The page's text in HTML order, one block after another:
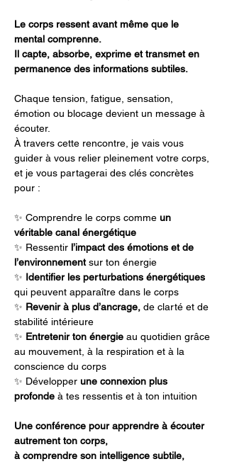
Le corps ressent avant même que le
mental comprenne.
Il capte, absorbe, exprime et transmet en
permanence des informations subtiles.
Chaque tension, fatigue, sensation,
émotion ou blocage devient un message à
écouter.
À travers cette rencontre, je vais vous
guider à vous relier pleinement votre corps,
et je vous partagerai des clés concrètes
pour :
✨ Comprendre le corps comme un
véritable canal énergétique
✨ Ressentir l’impact des émotions et de
l’environnement sur ton énergie
✨ Identifier les perturbations énergétiques
qui peuvent apparaître dans le corps
✨ Revenir à plus d’ancrage, de clarté et de
stabilité intérieure
✨ Entretenir ton énergie au quotidien grâce
au mouvement, à la respiration et à la
conscience du corps
✨ Développer une connexion plus
profonde à tes ressentis et à ton intuition
Une conférence pour apprendre à écouter
autrement ton corps,
à comprendre son intelligence subtile,